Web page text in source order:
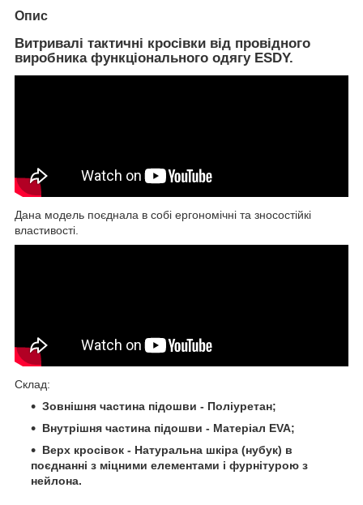
Опис
Витривалі тактичні кросівки від провідного
виробника функціонального одягу ESDY.
Дана модель поєднала в собі ергономічні та зносостійкі
властивості.
Склад:
Зовнішня частина підошви - Поліуретан;
Внутрішня частина підошви - Матеріал EVA;
Верх кросівок - Натуральна шкіра (нубук) в
поєднанні з міцними елементами і фурнітурою з
нейлона.